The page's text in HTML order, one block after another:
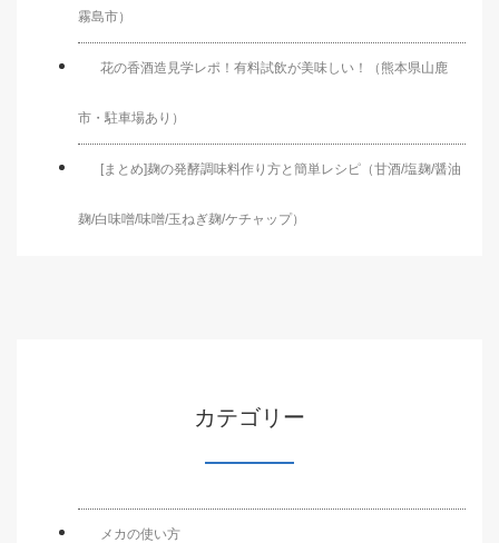
霧島市）
花の香酒造見学レポ！有料試飲が美味しい！（熊本県山鹿
市・駐車場あり）
[まとめ]麹の発酵調味料作り方と簡単レシピ（甘酒/塩麹/醤油
麹/白味噌/味噌/玉ねぎ麹/ケチャップ）
カテゴリー
メカの使い方